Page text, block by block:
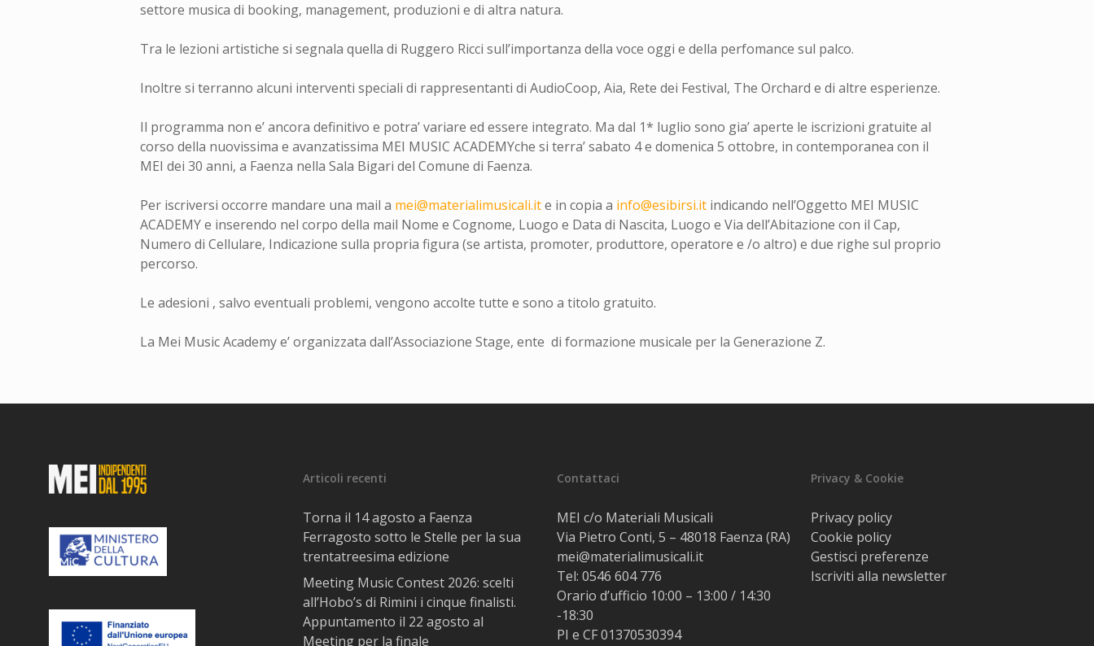
settore musica di booking, management, produzioni e di altra natura.
Tra le lezioni artistiche si segnala quella di Ruggero Ricci sull’importanza della voce oggi e della perfomance sul palco.
Inoltre si terranno alcuni interventi speciali di rappresentanti di AudioCoop, Aia, Rete dei Festival, The Orchard e di altre esperienze.
Il programma non e’ ancora definitivo e potra’ variare ed essere integrato. Ma dal 1* luglio sono gia’ aperte le iscrizioni gratuite al
corso della nuovissima e avanzatissima MEI MUSIC ACADEMYche si terra’ sabato 4 e domenica 5 ottobre, in contemporanea con il
MEI dei 30 anni, a Faenza nella Sala Bigari del Comune di Faenza.
Per iscriversi occorre mandare una mail a mei@materialimusicali.ite in copia a info@esibirsi.it indicando nell’Oggetto MEI MUSIC
ACADEMY e inserendo nel corpo della mail Nome e Cognome, Luogo e Data di Nascita, Luogo e Via dell’Abitazione con il Cap,
Numero di Cellulare, Indicazione sulla propria figura (se artista, promoter, produttore, operatore e /o altro) e due righe sul proprio
percorso.
Le adesioni , salvo eventuali problemi, vengono accolte tutte e sono a titolo gratuito.
La Mei Music Academy e’ organizzata dall’Associazione Stage, ente di formazione musicale per la Generazione Z.
Articoli recenti
Torna il 14 agosto a Faenza
Ferragosto sotto le Stelle per la sua
trentatreesima edizione
Meeting Music Contest 2026: scelti
all’Hobo’s di Rimini i cinque finalisti.
Appuntamento il 22 agosto al
Meeting per la finale
Contattaci
MEI c/o Materiali Musicali
Via Pietro Conti, 5 – 48018 Faenza (RA)
mei@materialimusicali.it
Tel:0546 604 776
Orario d’ufficio 10:00 – 13:00 / 14:30
-18:30
PI e CF 01370530394
Privacy & Cookie
Privacy policy
Cookie policy
Gestisci preferenze
Iscriviti alla newsletter